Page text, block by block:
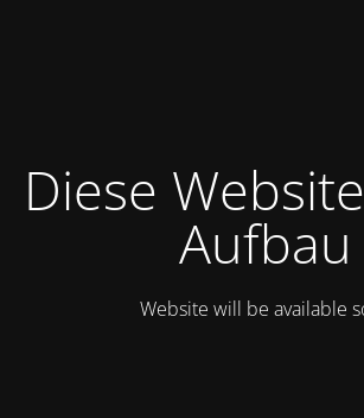
Diese
Aufbau
Website will be available